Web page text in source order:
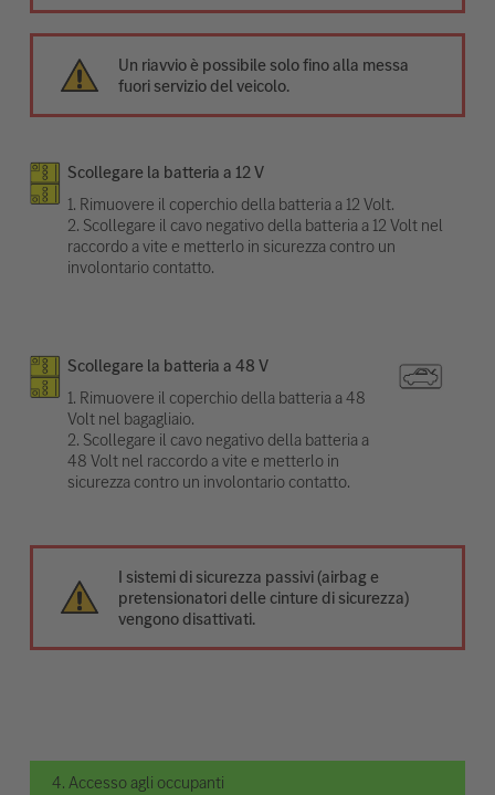
Un riavvio è possibile solo fino alla messa
fuori servizio del veicolo.
Scollegare la batteria a 12 V
1. Rimuovere il coperchio della batteria a 12 Volt.
2. Scollegare il cavo negativo della batteria a 12 Volt nel
raccordo a vite e metterlo in sicurezza contro un
involontario contatto.
Scollegare la batteria a 48 V
1. Rimuovere il coperchio della batteria a 48
Volt nel bagagliaio.
2. Scollegare il cavo negativo della batteria a
48 Volt nel raccordo a vite e metterlo in
sicurezza contro un involontario contatto.
I sistemi di sicurezza passivi (airbag e
pretensionatori delle cinture di sicurezza)
vengono disattivati.
4. Accesso agli occupanti